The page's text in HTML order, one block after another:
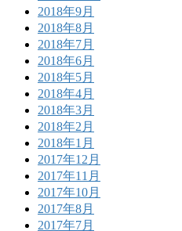
2018年9月
2018年8月
2018年7月
2018年6月
2018年5月
2018年4月
2018年3月
2018年2月
2018年1月
2017年12月
2017年11月
2017年10月
2017年8月
2017年7月